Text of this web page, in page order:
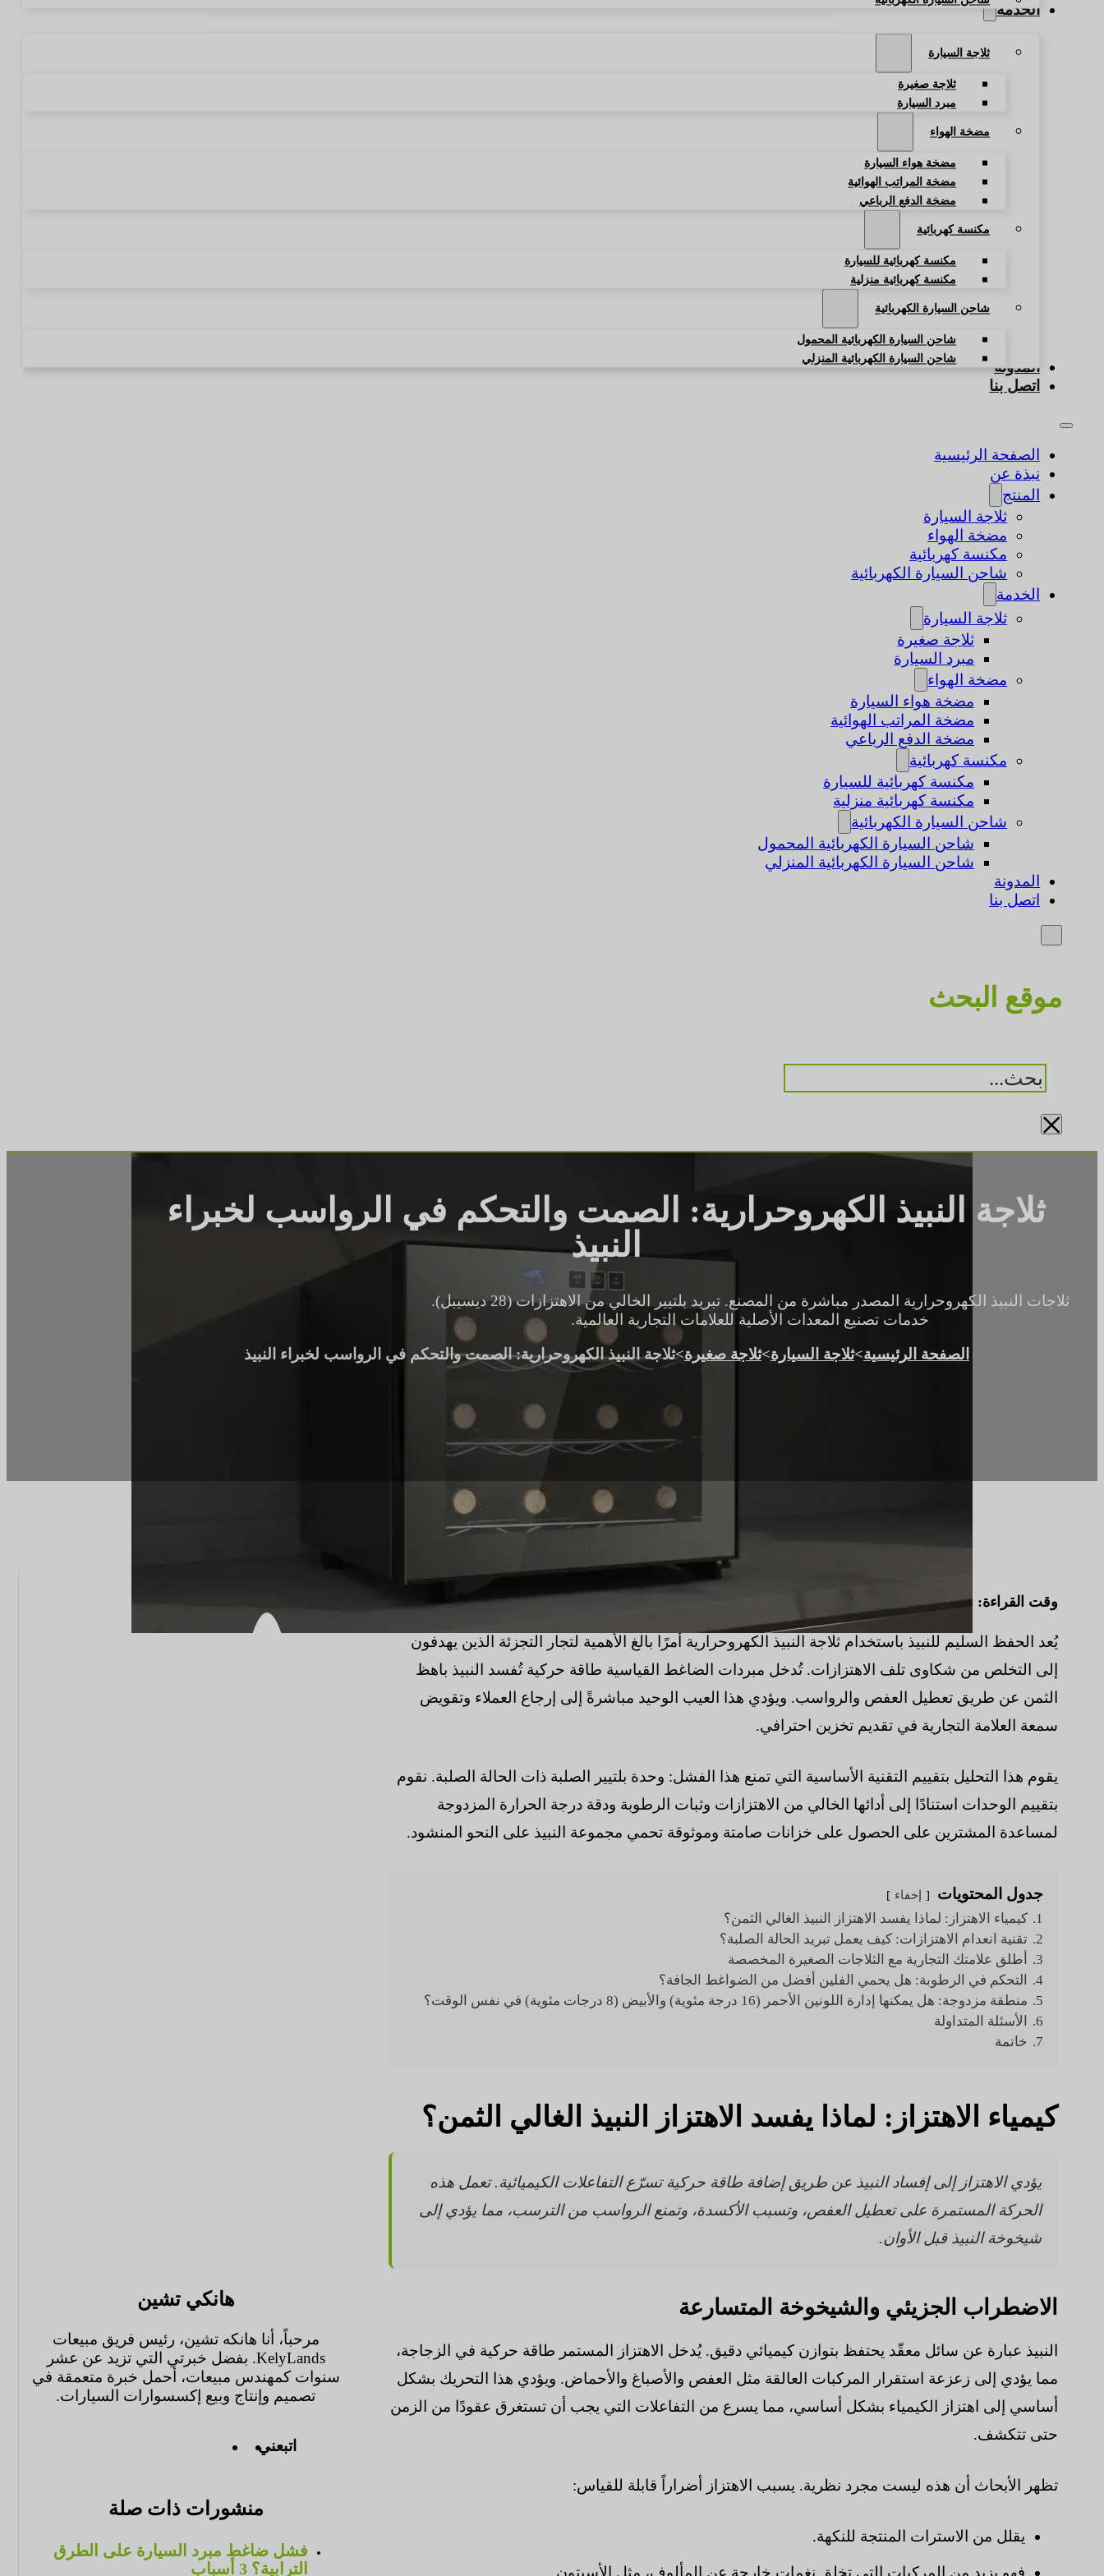
الخدمة
ثلاجة السيارة
ثلاجة صغيرة
مبرد السيارة
مضخة الهواء
مضخة هواء السيارة
مضخة المراتب الهوائية
مضخة الدفع الرباعي
مكنسة كهربائية
مكنسة كهربائية للسيارة
مكنسة كهربائية منزلية
شاحن السيارة الكهربائية
شاحن السيارة الكهربائية المحمول
شاحن السيارة الكهربائية المنزلي
المدونة
اتصل بنا
الصفحة الرئيسية
نبذة عن
المنتج
ثلاجة السيارة
مضخة الهواء
مكنسة كهربائية
شاحن السيارة الكهربائية
الخدمة
ثلاجة السيارة
ثلاجة صغيرة
مبرد السيارة
مضخة الهواء
مضخة هواء السيارة
مضخة المراتب الهوائية
مضخة الدفع الرباعي
مكنسة كهربائية
مكنسة كهربائية للسيارة
مكنسة كهربائية منزلية
شاحن السيارة الكهربائية
شاحن السيارة الكهربائية المحمول
شاحن السيارة الكهربائية المنزلي
المدونة
اتصل بنا
موقع البحث
×
ثلاجة النبيذ الكهروحرارية: الصمت والتحكم في الرواسب لخبراء
النبيذ
ثلاجات النبيذ الكهروحرارية المصدر مباشرة من المصنع. تبريد بلتيير الخالي من الاهتزازات (28 ديسيبل).
خدمات تصنيع المعدات الأصلية للعلامات التجارية العالمية.
الصفحة الرئيسية>ثلاجة السيارة>ثلاجة صغيرة>ثلاجة النبيذ الكهروحرارية: الصمت والتحكم في الرواسب لخبراء النبيذ
وقت القراءة: 6 دقائق |
يُعد الحفظ السليم للنبيذ باستخدام ثلاجة النبيذ الكهروحرارية أمرًا بالغ الأهمية لتجار التجزئة الذين يهدفون
إلى التخلص من شكاوى تلف الاهتزازات. تُدخل مبردات الضاغط القياسية طاقة حركية تُفسد النبيذ باهظ
الثمن عن طريق تعطيل العفص والرواسب. ويؤدي هذا العيب الوحيد مباشرةً إلى إرجاع العملاء وتقويض
سمعة العلامة التجارية في تقديم تخزين احترافي.
يقوم هذا التحليل بتقييم التقنية الأساسية التي تمنع هذا الفشل: وحدة بلتيير الصلبة ذات الحالة الصلبة. نقوم
بتقييم الوحدات استنادًا إلى أدائها الخالي من الاهتزازات وثبات الرطوبة ودقة درجة الحرارة المزدوجة
لمساعدة المشترين على الحصول على خزانات صامتة وموثوقة تحمي مجموعة النبيذ على النحو المنشود.
جدول المحتويات إخفاء
1. كيمياء الاهتزاز: لماذا يفسد الاهتزاز النبيذ الغالي الثمن؟
2. تقنية انعدام الاهتزازات: كيف يعمل تبريد الحالة الصلبة؟
3.
أطلق علامتك التجارية مع الثلاجات الصغيرة المخصصة
4.
التحكم في الرطوبة: هل يحمي الفلين أفضل من الضواغط الجافة؟
5.
منطقة مزدوجة: هل يمكنها إدارة اللونين الأحمر (16 درجة مئوية) والأبيض (8 درجات مئوية) في نفس الوقت؟
6.
الأسئلة المتداولة
7.
خاتمة
كيمياء الاهتزاز: لماذا يفسد الاهتزاز النبيذ الغالي الثمن؟
يؤدي الاهتزاز إلى إفساد النبيذ عن طريق إضافة طاقة حركية تسرّع التفاعلات الكيميائية. تعمل هذه
الحركة المستمرة على تعطيل العفص، وتسبب الأكسدة، وتمنع الرواسب من الترسب، مما يؤدي إلى
شيخوخة النبيذ قبل الأوان.
الاضطراب الجزيئي والشيخوخة المتسارعة
النبيذ عبارة عن سائل معقّد يحتفظ بتوازن كيميائي دقيق. يُدخل الاهتزاز المستمر طاقة حركية في الزجاجة،
مما يؤدي إلى زعزعة استقرار المركبات العالقة مثل العفص والأصباغ والأحماض. ويؤدي هذا التحريك بشكل
أساسي إلى اهتزاز الكيمياء بشكل أساسي، مما يسرع من التفاعلات التي يجب أن تستغرق عقودًا من الزمن
حتى تتكشف.
تظهر الأبحاث أن هذه ليست مجرد نظرية. يسبب الاهتزاز أضراراً قابلة للقياس:
يقلل من الاسترات المنتجة للنكهة.
فهو يزيد من المركبات التي تخلق نغمات خارجة عن المألوف، مثل الأسيتون.
هانكي تشين
مرحباً، أنا هانكه تشين، رئيس فريق مبيعات
KelyLands. بفضل خبرتي التي تزيد عن عشر
سنوات كمهندس مبيعات، أحمل خبرة متعمقة في
تصميم وإنتاج وبيع إكسسوارات السيارات.
اتبعني
منشورات ذات صلة
فشل ضاغط مبرد السيارة على الطرق
الترابية؟ 3 أسباب